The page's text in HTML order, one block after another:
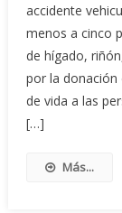
accidente
menos a cinco
de hígado,
por la
de vida a las
[…]
Más...